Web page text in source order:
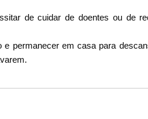
de cuidar de doentes ou de
permanecer em casa para